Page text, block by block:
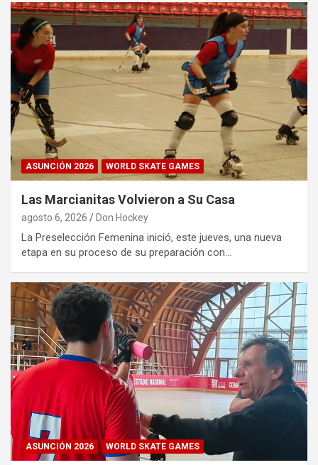
ASUNCIÓN 2026 WORLD SKATE GAMES
Las Marcianitas Volvieron a Su Casa
agosto 6, 2026 Don Hockey
La Preselección Femenina inició, este jueves, una nueva
etapa en su proceso de su preparación con…
ASUNCIÓN 2026 WORLD SKATE GAMES